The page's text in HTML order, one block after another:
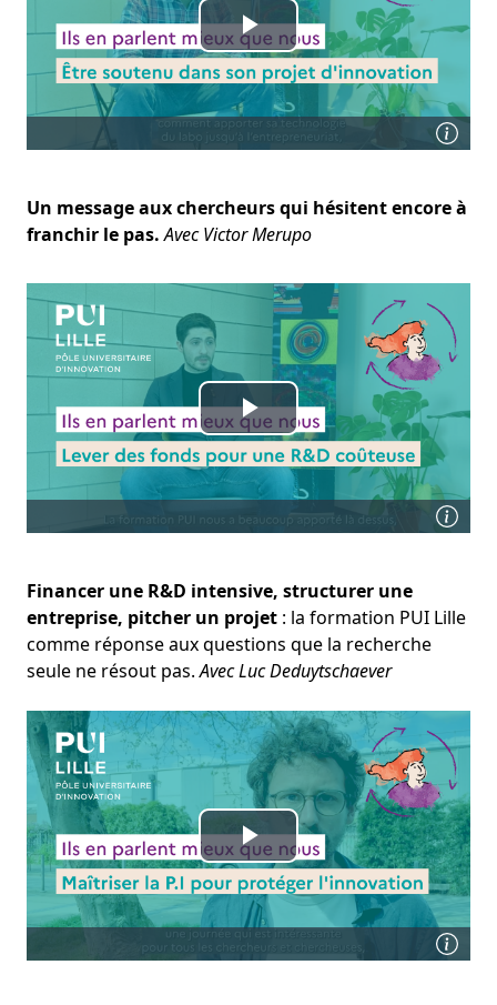
Un message aux chercheurs qui hésitent encore à
franchir le pas.Avec Victor Merupo
Financer une R&D intensive, structurer une
entreprise, pitcher un projet : la formation PUI Lille
comme réponse aux questions que la recherche
seule ne résout pas.Avec Luc Deduytschaever